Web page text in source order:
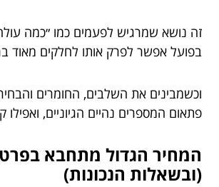
זה נושא שמרגיש לפעמים כמו ״כמה
בפועל אפשר לפרק אותו לחלקים מאוד
וכשמבינים את השלבים, החומרים
פתאום המספרים נהיים הגיוניים,
המחיר הגדול מתחבא
(ובשאלות הנכונות)